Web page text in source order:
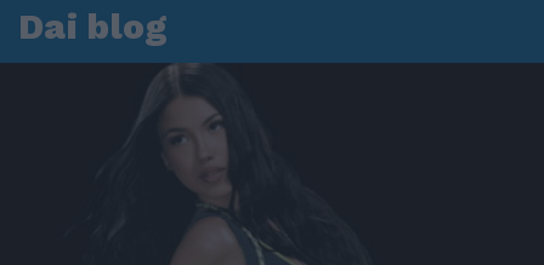
Dai blog